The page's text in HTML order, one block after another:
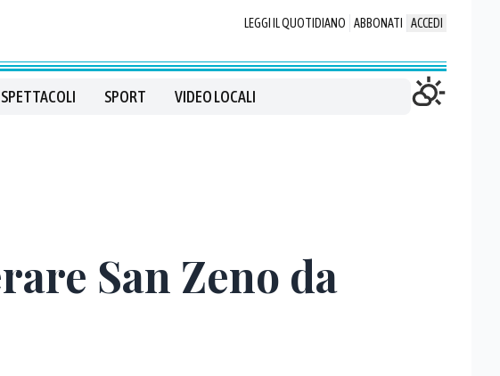
LEGGI IL QUOTIDIANO ABBONATI ACCEDI
SPORT VIDEO LOCALI
San Zeno da